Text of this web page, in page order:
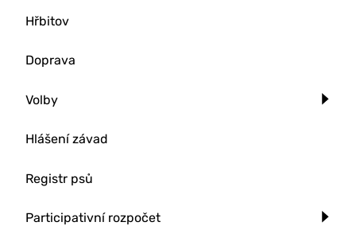
Hřbitov
Doprava
Volby
Hlášení závad
Registr psů
Participativní rozpočet